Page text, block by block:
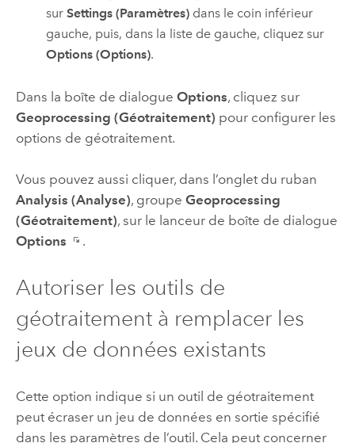
surSettings (Paramètres) dans le coin inférieur
gauche, puis, dans la liste de gauche, cliquez sur
Options (Options).
Dans la boîte de dialogue Options, cliquez sur
Geoprocessing (Géotraitement) pour configurer les
options de géotraitement.
Vous pouvez aussi cliquer, dans l’onglet du ruban
Analysis (Analyse), groupe Geoprocessing
(Géotraitement), sur le lanceur de boîte de dialogue
Options
.
Autoriser les outils de
géotraitement à remplacer les
jeux de données existants
Cette option indique si un outil de géotraitement
peut écraser un jeu de données en sortie spécifié
dans les paramètres de l’outil. Cela peut concerner